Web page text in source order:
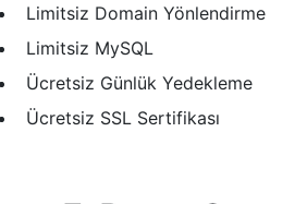
Limitsiz Domain Yönlendirme
Limitsiz MySQL
Ücretsiz Günlük Yedekleme
Ücretsiz SSL Sertifikası